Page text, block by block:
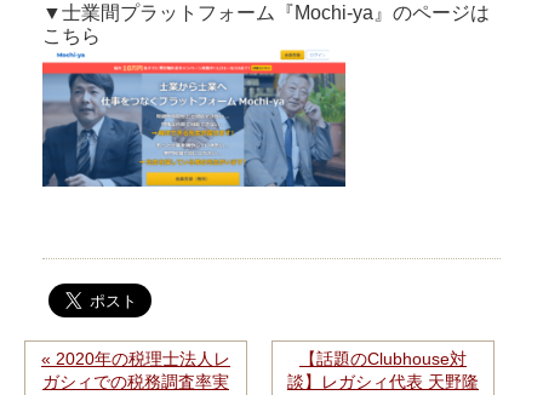
▼士業間プラットフォーム『Mochi-ya』のページは
こちら
« 2020年の税理士法人レ
ガシィでの税務調査率実
【話題のClubhouse対
談】レガシィ代表 天野隆